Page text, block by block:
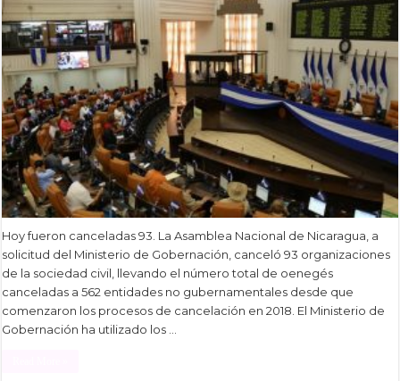
Hoy fueron canceladas 93. La Asamblea Nacional de Nicaragua, a
solicitud del Ministerio de Gobernación, canceló 93 organizaciones
de la sociedad civil, llevando el número total de oenegés
canceladas a 562 entidades no gubernamentales desde que
comenzaron los procesos de cancelación en 2018. El Ministerio de
Gobernación ha utilizado los …